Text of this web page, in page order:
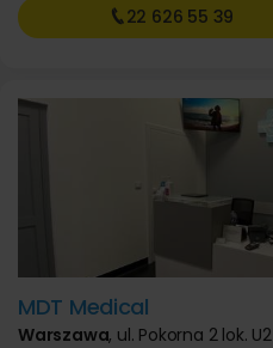
22 626 55 39
MDT Medical
Warszawa, ul. Pokorna 2 lok. U2